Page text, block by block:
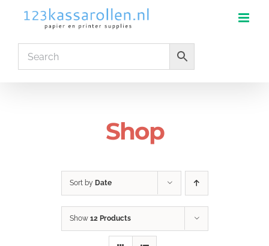
Shop
Sort by Date
Show 12 Products